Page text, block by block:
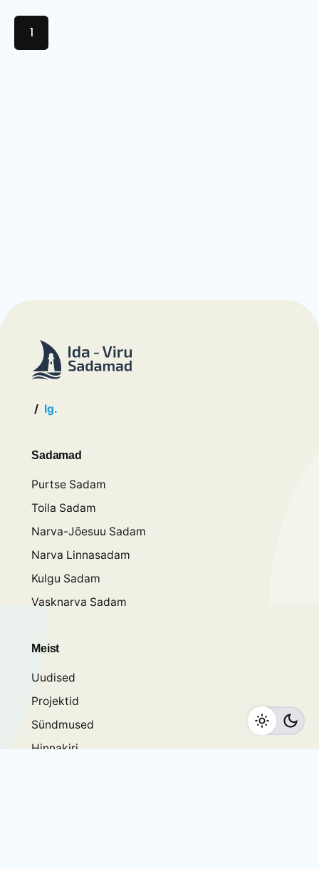
1
/ Ig.
Sadamad
Purtse Sadam
Toila Sadam
Narva-Jõesuu Sadam
Narva Linnasadam
Kulgu Sadam
Vasknarva Sadam
Meist
Uudised
Projektid
Sündmused
Hinnakiri